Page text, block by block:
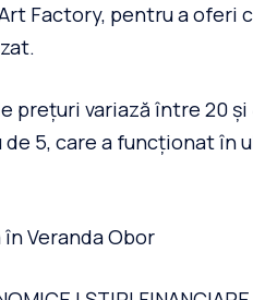
Factory, pentru a oferi
prețuri variază între 20 și
5, care a funcționat în
Veranda Obor